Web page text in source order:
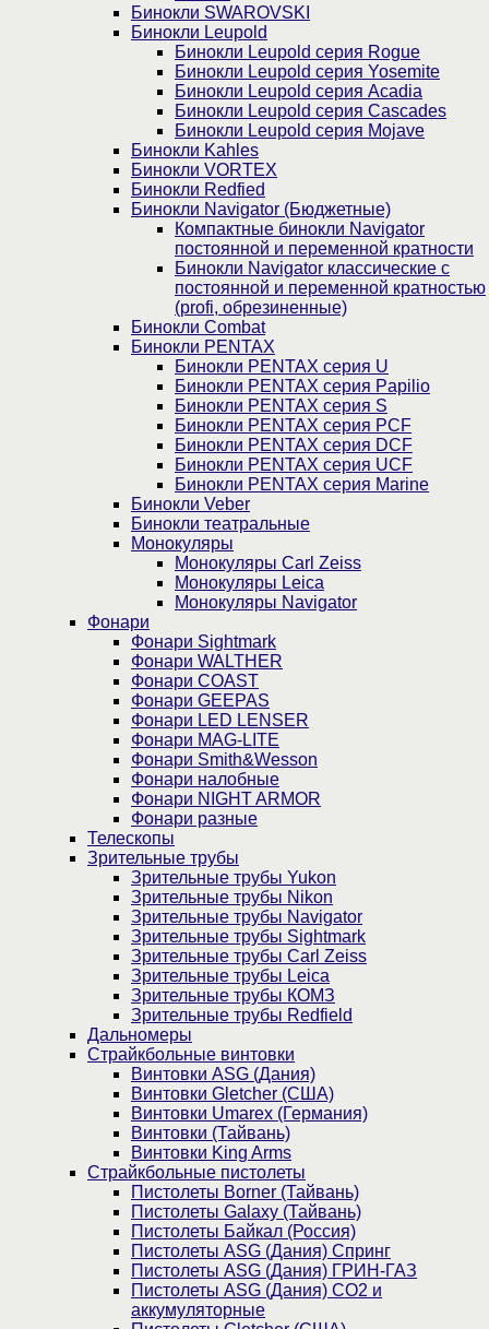
Бинокли SWAROVSKI
Бинокли Leupold
Бинокли Leupold серия Rogue
Бинокли Leupold серия Yosemite
Бинокли Leupold серия Acadia
Бинокли Leupold серия Cascades
Бинокли Leupold серия Mojave
Бинокли Kahles
Бинокли VORTEX
Бинокли Redfied
Бинокли Navigator (Бюджетные)
Компактные бинокли Navigator
постоянной и переменной кратности
Бинокли Navigator классические с
постоянной и переменной кратностью
(profi, обрезиненные)
Бинокли Combat
Бинокли PENTAX
Бинокли PENTAX серия U
Бинокли PENTAX серия Papilio
Бинокли PENTAX серия S
Бинокли PENTAX серия PCF
Бинокли PENTAX серия DCF
Бинокли PENTAX серия UCF
Бинокли PENTAX серия Marine
Бинокли Veber
Бинокли театральные
Монокуляры
Монокуляры Carl Zeiss
Монокуляры Leica
Монокуляры Navigator
Фонари
Фонари Sightmark
Фонари WALTHER
Фонари COAST
Фонари GEEPAS
Фонари LED LENSER
Фонари MAG-LITE
Фонари Smith&Wesson
Фонари налобные
Фонари NIGHT ARMOR
Фонари разные
Телескопы
Зрительные трубы
Зрительные трубы Yukon
Зрительные трубы Nikon
Зрительные трубы Navigator
Зрительные трубы Sightmark
Зрительные трубы Carl Zeiss
Зрительные трубы Leica
Зрительные трубы КОМЗ
Зрительные трубы Redfield
Дальномеры
Страйкбольные винтовки
Винтовки ASG (Дания)
Винтовки Gletcher (США)
Винтовки Umarex (Германия)
Винтовки (Тайвань)
Винтовки King Arms
Страйкбольные пистолеты
Пистолеты Borner (Тайвань)
Пистолеты Galaxy (Тайвань)
Пистолеты Байкал (Россия)
Пистолеты ASG (Дания) Спринг
Пистолеты ASG (Дания) ГРИН-ГАЗ
Пистолеты ASG (Дания) CO2 и
аккумуляторные